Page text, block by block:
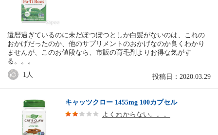
還暦過ぎているのに未だぽつぽつとしか白髪がないのは、これの
おかげだったのか、他のサプリメントのおかげなのか良くわかり
ませんが、このお値段なら、市販の育毛剤よりお得な気がす
る。。。
投稿日：2020.03.29
1 人
キャッツクロー 1455mg 100カプセル
よくわからない。。。